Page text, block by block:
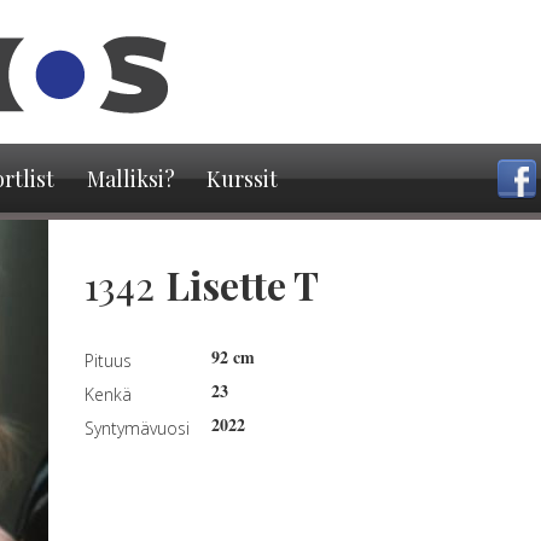
Malliksi? Kurssit
1342 Lisette T
Pituus 92 cm
Kenkä 23
Syntymävuosi 2022